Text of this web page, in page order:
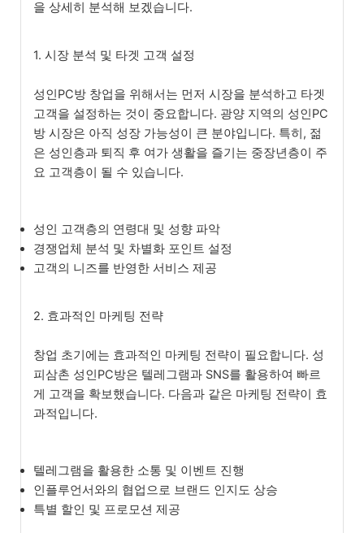
을 상세히 분석해 보겠습니다.
1. 시장 분석 및 타겟 고객 설정
성인PC방 창업을 위해서는 먼저 시장을 분석하고 타겟
고객을 설정하는 것이 중요합니다. 광양 지역의 성인PC
방 시장은 아직 성장 가능성이 큰 분야입니다. 특히, 젊
은 성인층과 퇴직 후 여가 생활을 즐기는 중장년층이 주
요 고객층이 될 수 있습니다.
성인 고객층의 연령대 및 성향 파악
경쟁업체 분석 및 차별화 포인트 설정
고객의 니즈를 반영한 서비스 제공
2. 효과적인 마케팅 전략
창업 초기에는 효과적인 마케팅 전략이 필요합니다. 성
피삼촌 성인PC방은 텔레그램과 SNS를 활용하여 빠르
게 고객을 확보했습니다. 다음과 같은 마케팅 전략이 효
과적입니다.
텔레그램을 활용한 소통 및 이벤트 진행
인플루언서와의 협업으로 브랜드 인지도 상승
특별 할인 및 프로모션 제공